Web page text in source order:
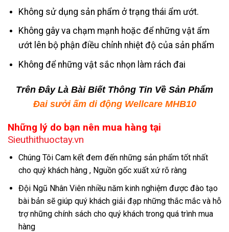
Không sử dụng sản phẩm ở trạng thái ẩm ướt.
Không gây va chạm mạnh hoặc để những vật ẩm
ướt lên bộ phận điều chỉnh nhiệt độ của sản phẩm
Không để những vật sắc nhọn làm rách đai
Trên Đây Là Bài Biết Thông Tin Về Sản Phẩm
Đai sưởi ấm di động Wellcare MHB10
Những lý do bạn nên mua hàng tại
Sieuthithuoctay.vn
Chúng Tôi Cam kết đem đến những sản phẩm tốt nhất
cho quý khách hàng , Nguồn gốc xuất xứ rõ ràng
Đội Ngũ Nhân Viên nhiều năm kinh nghiệm được đào tạo
bài bản sẽ giúp quý khách giải đạp những thắc mắc và hỗ
trợ những chính sách cho quý khách trong quá trình mua
hàng